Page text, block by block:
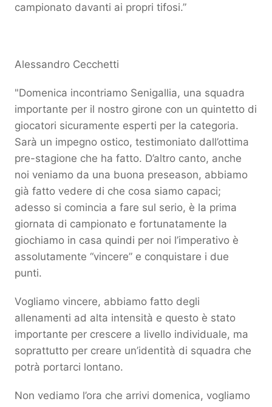
campionato davanti ai propri tifosi.”
Alessandro Cecchetti
"Domenica incontriamo Senigallia, una squadra
importante per il nostro girone con un quintetto di
giocatori sicuramente esperti per la categoria.
Sarà un impegno ostico, testimoniato dall’ottima
pre-stagione che ha fatto. D’altro canto, anche
noi veniamo da una buona preseason, abbiamo
già fatto vedere di che cosa siamo capaci;
adesso si comincia a fare sul serio, è la prima
giornata di campionato e fortunatamente la
giochiamo in casa quindi per noi l’imperativo è
assolutamente “vincere” e conquistare i due
punti.
Vogliamo vincere, abbiamo fatto degli
allenamenti ad alta intensità e questo è stato
importante per crescere a livello individuale, ma
soprattutto per creare un’identità di squadra che
potrà portarci lontano.
Non vediamo l’ora che arrivi domenica, vogliamo